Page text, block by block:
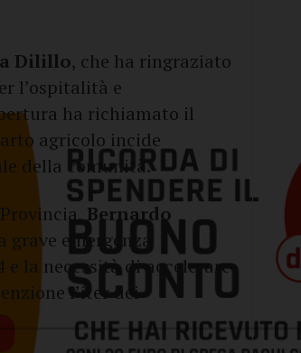
Dilillo, che ha ringraziato
l’ospitalità e
ha richiamato il
agricolo incide
della comunità.
Bernardo
emergenza
la necessità di accelerare
l’iter dei